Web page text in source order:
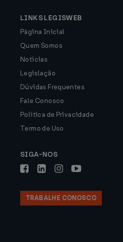
LINKS LEGISWEB
Página Inicial
Quem Somos
Notícias
Legislação
Dúvidas Frequentes
Fale Conosco
Política de Privacidade
Termo de Uso
SIGA-NOS
TRABALHE CONOSCO